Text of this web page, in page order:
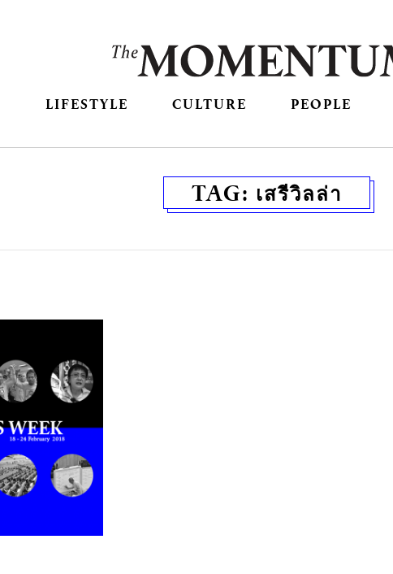
LIFESTYLE CULTURE PEOPLE
TAG: เสรีวิลล่า